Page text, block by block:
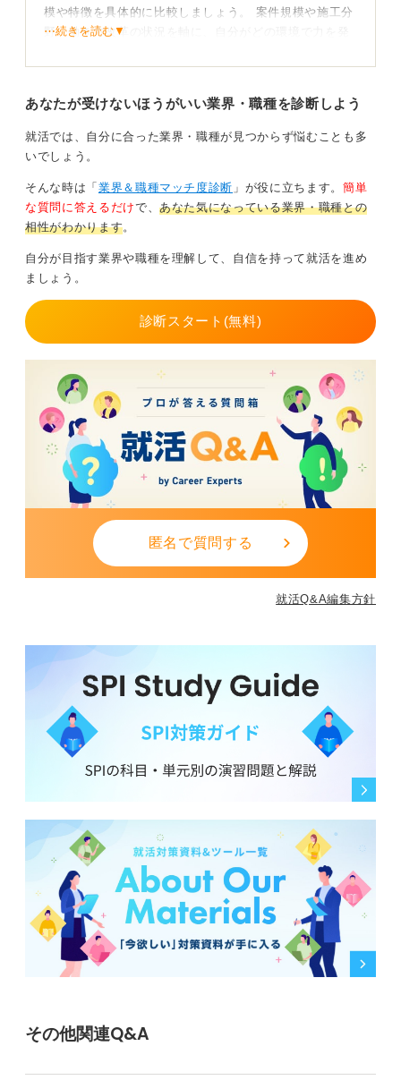
模や特徴を具体的に比較しましょう。 案件規模や施工分
野、働き方改革の状況を軸に、自分がどの環境で力を発
ださい。
総合職の面接で評価されやすいのは、粘り強さ、安全意
建設業は一人で完結する仕事がほぼなく、多職種と連携
経験は華やかな成果でなくても良く、困難に直面しても
最後までやり切った経験が、現場での適性に対する強い
説得力を持ちます。
企業理解をもとに、魅力的に感じるプロジェクトを
ゼネコンの就活は情報量が多い分、不安も生まれやすい
ものです。業界理解を丁寧に進め、自分の強みを現場で
活かせる形に変換できれば必ず道は開けます。 自分の言
葉でなぜこの会社かを語れるように準備を進めましょ
う。
入社後の姿をイメージして具体的に貢献意欲を伝え
また、建設現場での働き方や社会貢献性の高さについ
り強く、かつ誠実に物事に取り組む姿勢は、どのような
あなたの熱意が具体的な言葉になり、入社後の活躍イメ
ージとして伝われば、内定はぐっと近づきます。現場を
支える一員になる日を目指して、自信を持ってくださ
い。
0
⋯続きを読む▼
あなたが受けないほうがいい業界・職種を診断しよう
就活では、自分に合った業界・職種が見つからず悩むことも多
いでしょう。
そんな時は「 業界＆職種マッチ度診断 」が役に立ちます。 簡単
な質問に答えるだけで、あなた気になっている業界・職種との
相性がわかります。
自分が目指す業界や職種を理解して、自信を持って就活を進め
ましょう。
診断スタート(無料)
匿名で質問する
就活Q&A編集方針
その他関連Q&A